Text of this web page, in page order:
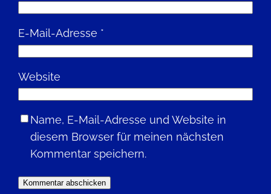
E-Mail-Adresse *
Website
Name, E-Mail-Adresse und Website in
diesem Browser für meinen nächsten
Kommentar speichern.